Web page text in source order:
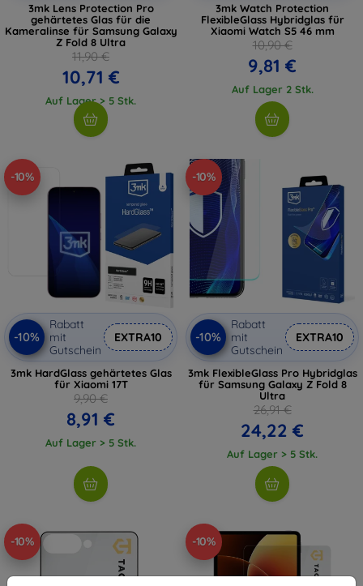
3mk Lens Protection Pro
gehärtetes Glas für die
Kameralinse für Samsung Galaxy
Z Fold 8 Ultra
11,90 €
10,71 €
Auf Lager > 5 Stk.
3mk Watch Protection
FlexibleGlass Hybridglas für
Xiaomi Watch S5 46 mm
10,90 €
9,81 €
Auf Lager 2 Stk.
-10%
-10%
Rabatt
mit
Gutschein
EXTRA10
3mk HardGlass gehärtetes Glas
für Xiaomi 17T
9,90 €
8,91 €
Auf Lager > 5 Stk.
-10%
-10%
Rabatt
mit
Gutschein
EXTRA10
3mk FlexibleGlass Pro Hybridglas
für Samsung Galaxy Z Fold 8
Ultra
26,91 €
24,22 €
Auf Lager > 5 Stk.
-10% -10%